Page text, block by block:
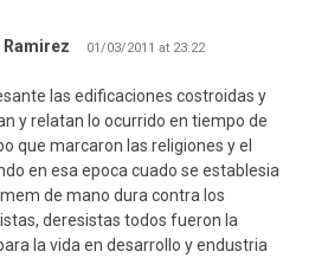
01/03/2011 at 23:22
las edificaciones costroidas y
y relatan lo ocurrido en tiempo de
que marcaron las religiones y el
en esa epoca cuado se establesia
de mano dura contra los
deresistas todos fueron la
la vida en desarrollo y endustria